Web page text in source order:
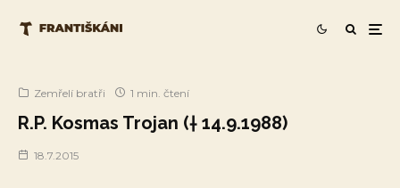
Zemřelí bratři 1 min. čtení
R.P. Kosmas Trojan († 14.9.1988)
18.7.2015